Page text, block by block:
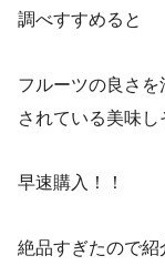
調べすすめると
フルーツの良さ
されている美味
早速購入！！
絶品すぎたので紹